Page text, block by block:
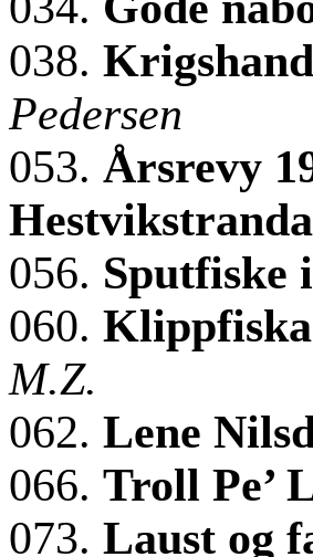
038.
Pedersen
053. Årsrevy
Hestvikstranda
056. Sputfiske
060.
M.Z.
062. Lene
066. Troll Pe’
073. Laust og